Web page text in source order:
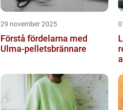
29 november 2025
Förstå fördelarna med
Ulma-pelletsbrännare